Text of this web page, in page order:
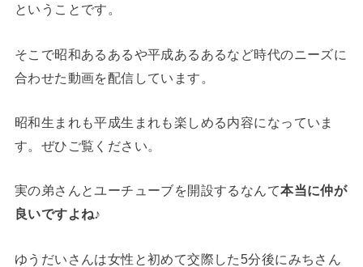
ということです。
そこで昭和あるあるや平成あるあるなど時代のニーズに
合わせた動画を配信しています。
昭和生まれも平成生まれも楽しめる内容になっていま
す。ぜひご覧ください。
実の弟さんとユーチューブを開設するなんて本当に仲が
良いですよね♪
ゆうだいさんは女性と初めて交際した5分後にみちさん